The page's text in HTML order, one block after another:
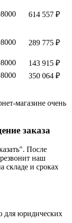
614 557 ₽
289 775 ₽
143 915 ₽
350 064 ₽
магазине очень
заказа
После
наш
складе и сроках
для юридических